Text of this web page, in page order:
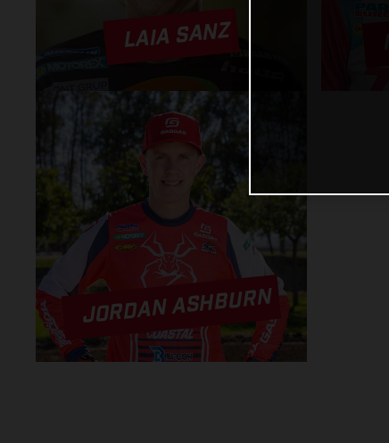
LAIA SANZ
JORDAN ASHBURN